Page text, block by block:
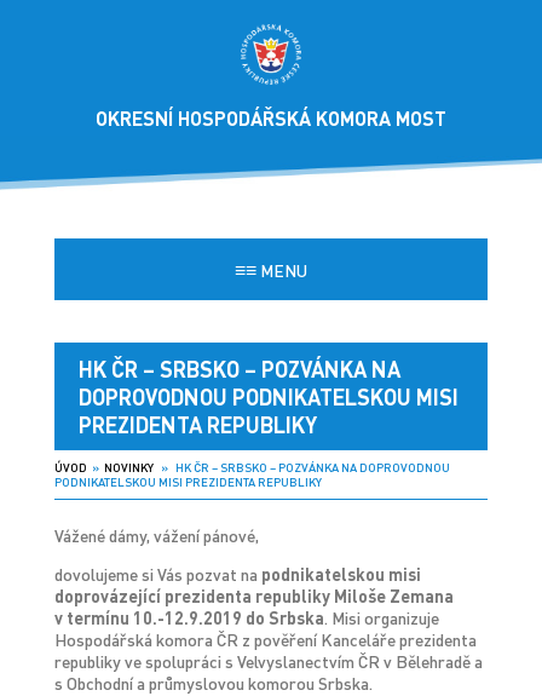
OKRESNÍ HOSPODÁŘSKÁ KOMORA MOST
≡≡MENU
HK ČR – SRBSKO – POZVÁNKA NA
DOPROVODNOU PODNIKATELSKOU MISI
PREZIDENTA REPUBLIKY
ÚVOD » NOVINKY» HK ČR – SRBSKO – POZVÁNKA NA DOPROVODNOU
PODNIKATELSKOU MISI PREZIDENTA REPUBLIKY
Vážené dámy, vážení pánové,
dovolujeme si Vás pozvat na podnikatelskou misi
doprovázející prezidenta republiky Miloše Zemana
v termínu 10.-12.9.2019 do Srbska. Misi organizuje
Hospodářská komora ČR z pověření Kanceláře prezidenta
republiky ve spolupráci s Velvyslanectvím ČR v Bělehradě a
s Obchodní a průmyslovou komorou Srbska.